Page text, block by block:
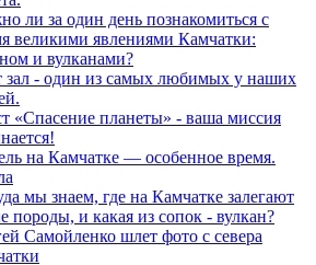
ли за один день познакомиться с
великими явлениями Камчатки:
и вулканами?
зал - один из самых любимых у наших
«Спасение планеты» - ваша миссия
на Камчатке — особенное время.
мы знаем, где на Камчатке залегают
породы, и какая из сопок - вулкан?
Самойленко шлет фото с севера